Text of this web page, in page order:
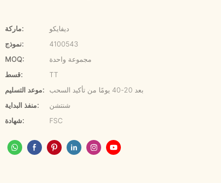
ماركة:
ديفايكو
نموذج:
4100543
MOQ:
مجموعة واحدة
قسط:
TT
موعد التسليم:
بعد 20-40 يومًا من تأكيد السحب
منفذ البداية:
شنتشن
شهادة:
FSC